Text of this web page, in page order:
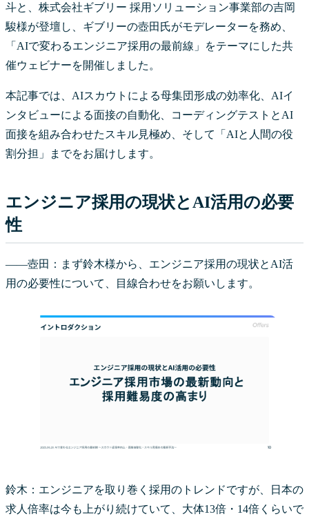
斗と、株式会社ギブリー 採用ソリューション事業部の吉岡
駿様が登壇し、ギブリーの壺田氏がモデレーターを務め、
「AIで変わるエンジニア採用の最前線」をテーマにした共
催ウェビナーを開催しました。
本記事では、AIスカウトによる母集団形成の効率化、AIイ
ンタビューによる面接の自動化、コーディングテストとAI
面接を組み合わせたスキル見極め、そして「AIと人間の役
割分担」までをお届けします。
エンジニア採用の現状とAI活用の必要
性
――壺田：まず鈴木様から、エンジニア採用の現状とAI活
用の必要性について、目線合わせをお願いします。
鈴木：エンジニアを取り巻く採用のトレンドですが、日本の
求人倍率は今も上がり続けていて、大体13倍・14倍くらいで